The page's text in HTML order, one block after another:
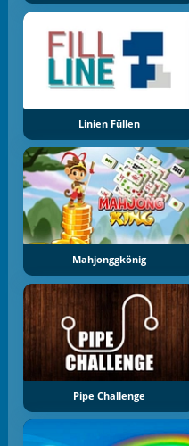
Linien Füllen
Mahjonggkönig
Pipe Challenge